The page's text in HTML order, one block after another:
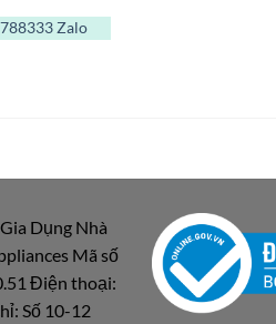
Zalo
Dụng Nhà
Mã số
Điện thoại:
Số 10-12